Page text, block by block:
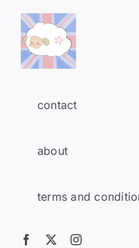
contact
about
terms and